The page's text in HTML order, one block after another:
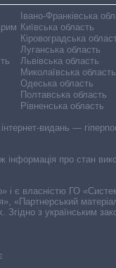
Івано-Франківська
Київська область
Кіровоградська
Луганська область
Львівська область
Миколаївська область
Одеська область
Полтавська область
Рівненська область
видань —
інформація про стан
і є власністю ГО
«Партнерський
з українським